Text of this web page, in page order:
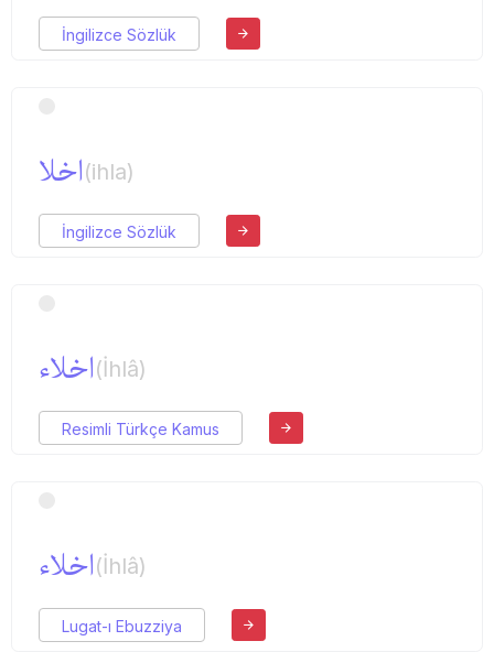
İngilizce Sözlük
اخلا(ihla)
İngilizce Sözlük
اخلاء(İhlâ)
Resimli Türkçe Kamus
اخلاء(İhlâ)
Lugat-ı Ebuzziya